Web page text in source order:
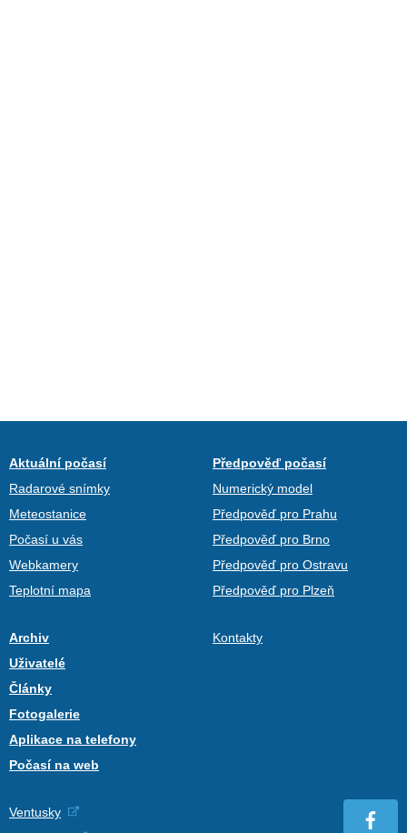
Aktuální počasí
Radarové snímky
Meteostanice
Počasí u vás
Webkamery
Teplotní mapa
Předpověď počasí
Numerický model
Předpověď pro Prahu
Předpověď pro Brno
Předpověď pro Ostravu
Předpověď pro Plzeň
Archiv
Uživatelé
Články
Fotogalerie
Aplikace na telefony
Počasí na web
Kontakty
Ventusky